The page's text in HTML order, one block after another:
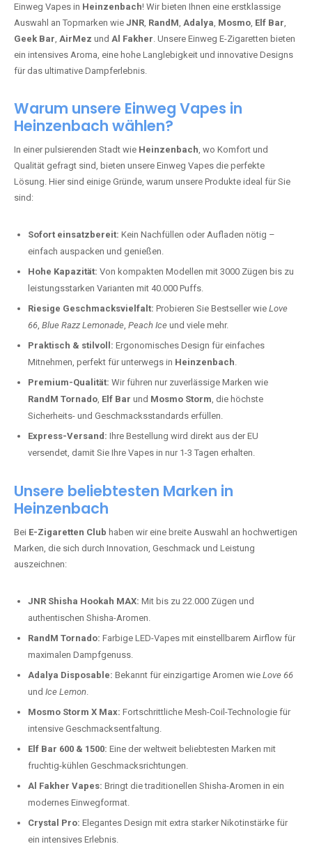
Einweg Vapes in Heinzenbach! Wir bieten Ihnen eine erstklassige
Auswahl an Topmarken wie JNR RandM Adalya Mosmo Elf Bar
Geek Bar AirMez und Al Fakher . Unsere Einweg E-Zigaretten bieten
ein intensives Aroma, eine hohe Langlebigkeit und innovative Designs
für das ultimative Dampferlebnis.
Warum unsere Einweg Vapes in
Heinzenbach wählen?
In einer pulsierenden Stadt wie Heinzenbach , wo Komfort und
Qualität gefragt sind, bieten unsere Einweg Vapes die perfekte
Lösung. Hier sind einige Gründe, warum unsere Produkte ideal für Sie
sind:
Sofort einsatzbereit: Kein Nachfüllen oder Aufladen nötig –
einfach auspacken und genießen.
Hohe Kapazität: Von kompakten Modellen mit 3000 Zügen bis zu
leistungsstarken Varianten mit 40.000 Puffs.
Riesige Geschmacksvielfalt: Probieren Sie Bestseller wie Love
66 Blue Razz Lemonade Peach Ice und viele mehr.
Praktisch & stilvoll: Ergonomisches Design für einfaches
Mitnehmen, perfekt für unterwegs in Heinzenbach
Premium-Qualität: Wir führen nur zuverlässige Marken wie
RandM Tornado Elf Bar und Mosmo Storm , die höchste
Sicherheits- und Geschmacksstandards erfüllen.
Express-Versand: Ihre Bestellung wird direkt aus der EU
versendet, damit Sie Ihre Vapes in nur 1-3 Tagen erhalten.
Unsere beliebtesten Marken in
Heinzenbach
Bei E-Zigaretten Club haben wir eine breite Auswahl an hochwertigen
Marken, die sich durch Innovation, Geschmack und Leistung
auszeichnen:
JNR Shisha Hookah MAX: Mit bis zu 22.000 Zügen und
authentischen Shisha-Aromen.
RandM Tornado: Farbige LED-Vapes mit einstellbarem Airflow für
maximalen Dampfgenuss.
Adalya Disposable: Bekannt für einzigartige Aromen wie Love 66
und Ice Lemon
Mosmo Storm X Max: Fortschrittliche Mesh-Coil-Technologie für
intensive Geschmacksentfaltung.
Elf Bar 600 & 1500: Eine der weltweit beliebtesten Marken mit
fruchtig-kühlen Geschmacksrichtungen.
Al Fakher Vapes: Bringt die traditionellen Shisha-Aromen in ein
modernes Einwegformat.
Crystal Pro: Elegantes Design mit extra starker Nikotinstärke für
ein intensives Erlebnis.